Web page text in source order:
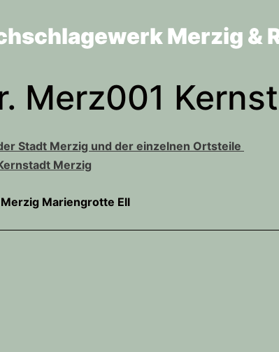
Merzig &
Merz001
Stadt Merzig und der einzelnen Ortsteile
Merzig
Merzig Mariengrotte Ell